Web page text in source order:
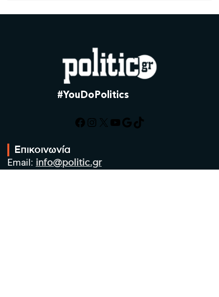
#YouDoPolitics
Facebook
Instagram
X YouTube
Google
TikTok
Επικοινωνία
Email: info@politic.gr